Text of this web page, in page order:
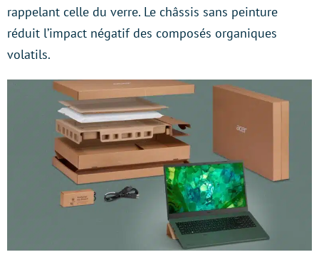
rappelant celle du verre. Le châssis sans peinture
réduit l’impact négatif des composés organiques
volatils.